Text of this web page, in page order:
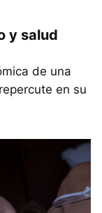
y salud
de una
en su